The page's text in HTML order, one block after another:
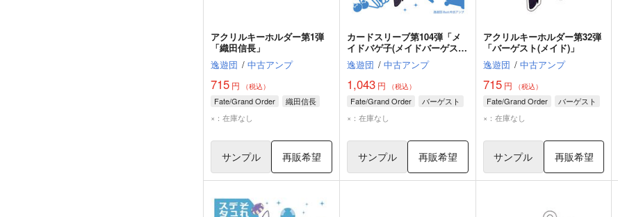
アクリルキーホルダー第1弾
「織田信長」
逸遊団 / 中古アンプ
715 円 （税込）
Fate/Grand Order
織田信長
×：在庫なし
サンプル 再販希望
カードスリーブ第104弾「メ
イドバゲ子(メイドバーゲス
ト)」
逸遊団 / 中古アンプ
1,043円 （税込）
Fate/Grand Order
バーゲスト
×：在庫なし
サンプル 再販希望
アクリルキーホルダー第32弾
「バーゲスト(メイド)」
逸遊団 / 中古アンプ
715円 （税込）
Fate/Grand Order
バーゲスト
×：在庫なし
サンプル 再販希望